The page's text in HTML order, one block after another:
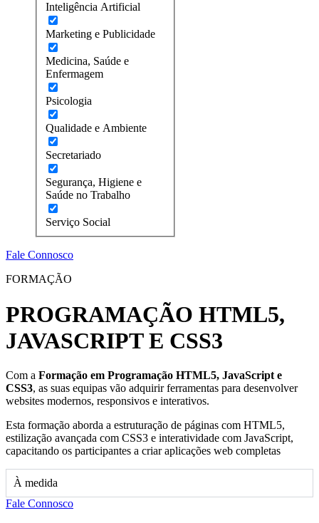
Inteligência Artificial
Marketing e Publicidade
Medicina, Saúde e
Enfermagem
Psicologia
Qualidade e Ambiente
Secretariado
Segurança, Higiene e
Saúde no Trabalho
Serviço Social
Fale Connosco
FORMAÇÃO
PROGRAMAÇÃO HTML5,
JAVASCRIPT E CSS3
Com a Formação em Programação HTML5, JavaScript e
CSS3, as suas equipas vão adquirir ferramentas para desenvolver
websites modernos, responsivos e interativos.
Esta formação aborda a estruturação de páginas com HTML5,
estilização avançada com CSS3 e interatividade com JavaScript,
capacitando os participantes a criar aplicações web completas
À medida
Fale Connosco